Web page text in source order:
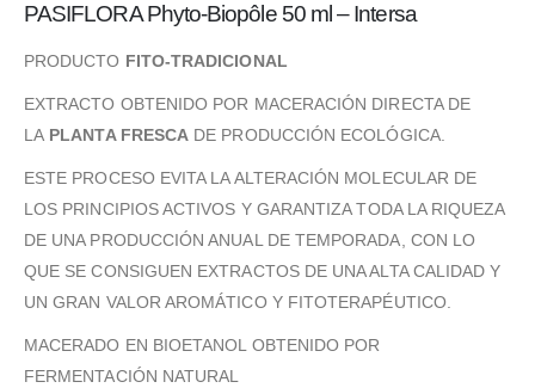
PASIFLORA Phyto-Biopôle 50 ml – Intersa
PRODUCTO FITO-TRADICIONAL
EXTRACTO OBTENIDO POR MACERACIÓN DIRECTA DE
LA PLANTA FRESCA DE PRODUCCIÓN ECOLÓGICA.
ESTE PROCESO EVITA LA ALTERACIÓN MOLECULAR DE
LOS PRINCIPIOS ACTIVOS Y GARANTIZA TODA LA RIQUEZA
DE UNA PRODUCCIÓN ANUAL DE TEMPORADA, CON LO
QUE SE CONSIGUEN EXTRACTOS DE UNA ALTA CALIDAD Y
UN GRAN VALOR AROMÁTICO Y FITOTERAPÉUTICO.
MACERADO EN BIOETANOL OBTENIDO POR
FERMENTACIÓN NATURAL